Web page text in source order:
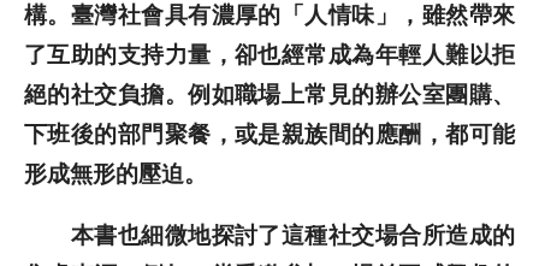
構。臺灣社會具有濃厚的「人情味」，雖然帶來
了互助的支持力量，卻也經常成為年輕人難以拒
絕的社交負擔。例如職場上常見的辦公室團購、
下班後的部門聚餐，或是親族間的應酬，都可能
形成無形的壓迫。
本書也細微地探討了這種社交場合所造成的